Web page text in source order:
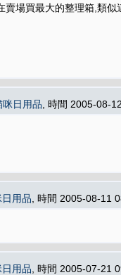
賣場買最大的整理箱,類似
咪日用品 , 時間 2005-08-
用品 , 時間 2005-08-11
用品 , 時間 2005-07-21